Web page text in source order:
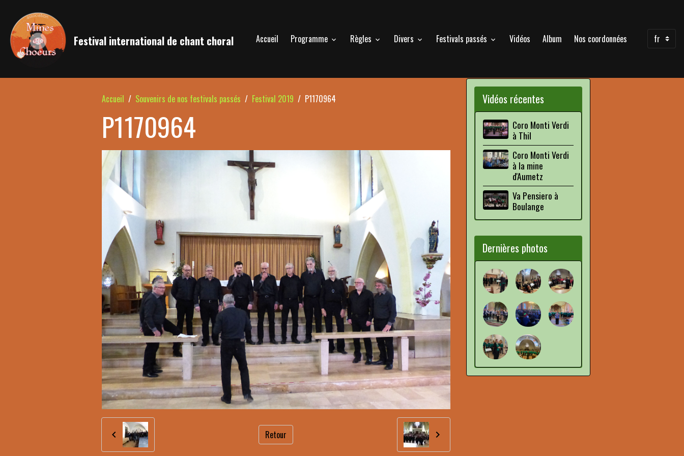
Festival international de chant choral Accueil Programme Règles Divers Festivals passés Vidéos Album Nos coordonnées
Accueil Souvenirs de nos festivals passés Festival 2019 P1170964
P1170964
Retour
Vidéos récentes
Coro Monti Verdi
à Thil
Coro Monti Verdi
à la mine
d'Aumetz
Va Pensiero à
Boulange
Dernières photos